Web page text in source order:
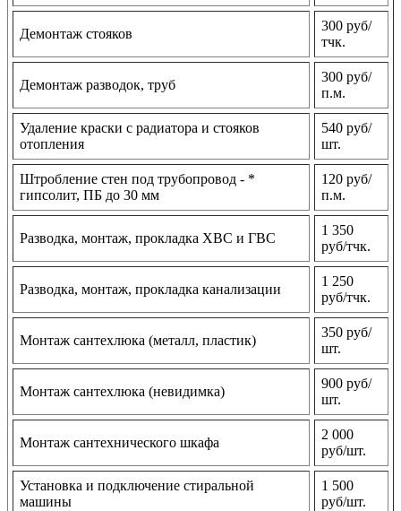
Демонтаж стояков
300 руб/
тчк.
Демонтаж разводок, труб
300 руб/
п.м.
Удаление краски с радиатора и стояков
отопления
540 руб/
шт.
Штробление стен под трубопровод - *
гипсолит, ПБ до 30 мм
120 руб/
п.м.
Разводка, монтаж, прокладка ХВС и ГВС
1 350
руб/тчк.
Разводка, монтаж, прокладка канализации
1 250
руб/тчк.
Монтаж сантехлюка (металл, пластик)
350 руб/
шт.
Монтаж сантехлюка (невидимка)
900 руб/
шт.
Монтаж сантехнического шкафа
2 000
руб/шт.
Установка и подключение стиральной
машины
1 500
руб/шт.